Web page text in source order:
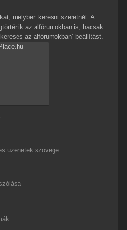
melyben keresni szeretnél. A
az alfórumokban is, hacsak
az alfórumokban” beállítást.
üzenetek szövege